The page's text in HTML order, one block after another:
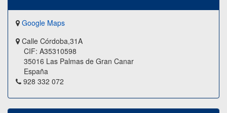
Google Maps
Calle Córdoba,31A
CIF: A35310598
35016 Las Palmas de Gran Canar
España
928 332 072